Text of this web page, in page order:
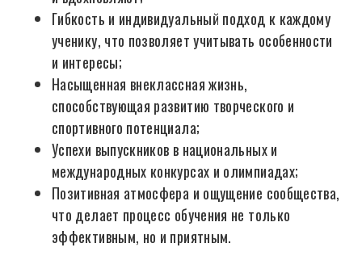
Гибкость и индивидуальный подход к каждому
ученику, что позволяет учитывать особенности
и интересы;
Насыщенная внеклассная жизнь,
способствующая развитию творческого и
спортивного потенциала;
Успехи выпускников в национальных и
международных конкурсах и олимпиадах;
Позитивная атмосфера и ощущение сообщества,
что делает процесс обучения не только
эффективным, но и приятным.